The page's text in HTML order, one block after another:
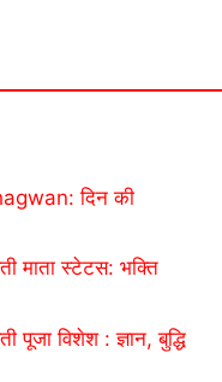
दिन की
माता स्टेटस: भक्ति
विशेश : ज्ञान, बुद्धि